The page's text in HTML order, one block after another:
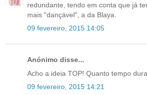
redundante, tendo em conta que já
mais "dançável", a da Blaya.
09 fevereiro, 2015 14:05
Anónimo disse...
Acho a ideia TOP! Quanto tempo
09 fevereiro, 2015 14:21